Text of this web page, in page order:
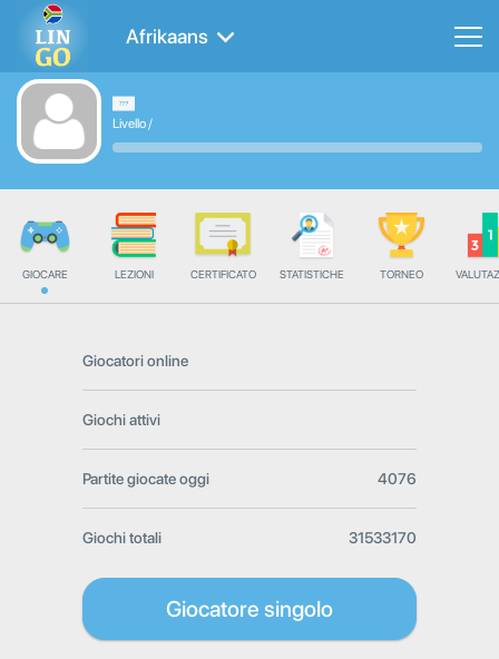
Afrikaans
Livello/
GIOCARE LEZIONI CERTIFICATO STATISTICHE TORNEO
Giocatori online
Giochi attivi
Partite giocate oggi 4076
Giochi totali 31533170
Giocatore singolo